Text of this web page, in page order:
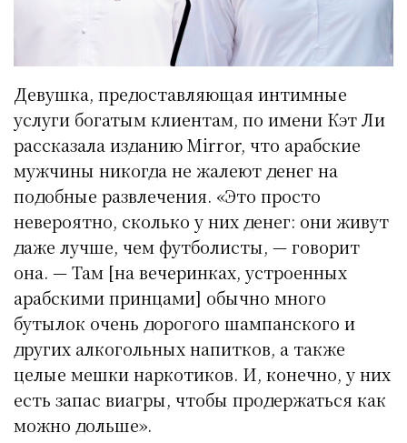
Девушка, предоставляющая интимные
услуги богатым клиентам, по имени Кэт Ли
рассказала изданию Mirror, что арабские
мужчины никогда не жалеют денег на
подобные развлечения. «Это просто
невероятно, сколько у них денег: они живут
даже лучше, чем футболисты, — говорит
она. — Там [на вечеринках, устроенных
арабскими принцами] обычно много
бутылок очень дорогого шампанского и
других алкогольных напитков, а также
целые мешки наркотиков. И, конечно, у них
есть запас виагры, чтобы продержаться как
можно дольше».